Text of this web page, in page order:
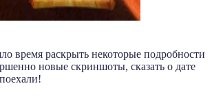
время раскрыть некоторые подробности
новые скриншоты, сказать о дате